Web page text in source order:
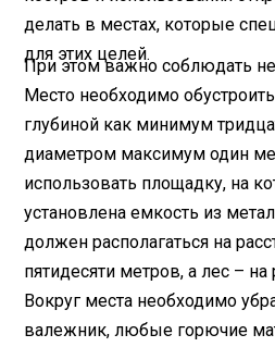
делать в местах, которые
для этих целей.
При этом важно соблюдать
Место необходимо
глубиной как минимум
диаметром максимум один
использовать площадку, на
установлена емкость из
должен располагаться на
пятидесяти метров, а лес – на
Вокруг места необходимо
валежник, любые горючие